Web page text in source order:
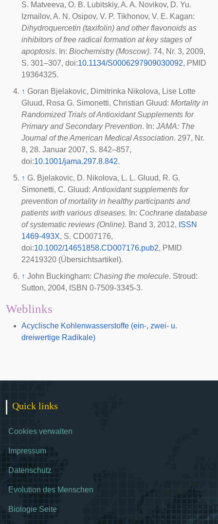
S. Matveeva, O. B. Lubitskiy, A. A. Novikov, D. Yu.
Izmailov, A. N. Osipov, V. P. Tikhonov, V. E. Kagan:
Dihydroquercetin (taxifolin) and other flavonoids as
inhibitors of free radical formation at key stages of
apoptosis. In: Biochemistry (Moscow). 74, Nr. 3, 2009,
S. 301–307, doi:10.1134/S0006297909030092, PMID
19364325.
↑ Goran Bjelakovic, Dimitrinka Nikolova, Lise Lotte
Gluud, Rosa G. Simonetti, Christian Gluud: Mortality in
Randomized Trials of Antioxidant Supplements for
Primary and Secondary Prevention. In: JAMA: The
Journal of the American Medical Association. 297, Nr.
8, 28. Januar 2007, S. 842–857,
doi:10.1001/jama.297.8.842.
↑ G. Bjelakovic, D. Nikolova, L. L. Gluud, R. G.
Simonetti, C. Gluud: Antioxidant supplements for
prevention of mortality in healthy participants and
patients with various diseases. In: Cochrane database
of systematic reviews (Online). Band 3, 2012, ISSN
1469-493X, S. CD007176,
doi:10.1002/14651858.CD007176.pub2, PMID
22419320 (Übersichtsartikel).
↑ John Buckingham: Chasing the molecule. Stroud:
Sutton, 2004, ISBN 0-7509-3345-3.
Weblinks
Acyclische Kohlenwasserstoffe (ein-, zwei- u.
dreiwertige Radikale)
Quick links
Cookies verwalten
Impressum
Datenschutz
Evolution des Menschen
Biologie Seite